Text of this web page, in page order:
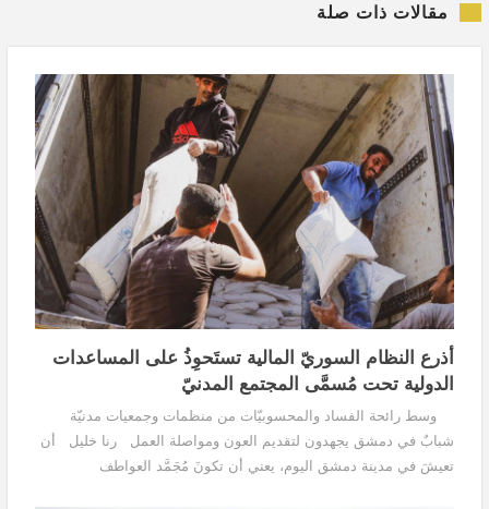
مقالات ذات صلة
أذرع النظام السوريّ المالية تستَحوِذُ على المساعدات
الدولية تحت مُسمَّى المجتمع المدنيّ
وسط رائحة الفساد والمحسوبيّات من منظمات وجمعيات مدنيّة
شبابٌ في دمشق يجهدون لتقديم العون ومواصلة العمل رنا خليل أن
تعيشَ في مدينة دمشق اليوم، يعني أن تكونَ مُجَمَّد العواطف